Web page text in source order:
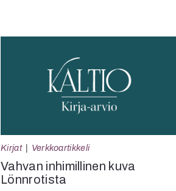
Kirjat Verkkoartikkeli
Vahvan inhimillinen kuva
Lönnrotista